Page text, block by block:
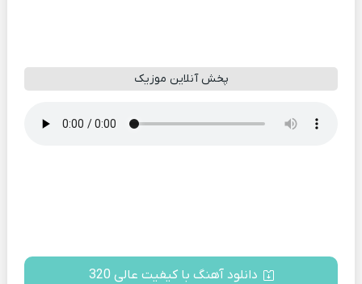
پخش آنلاین موزیک
دانلود آهنگ با کیفیت عالی 320